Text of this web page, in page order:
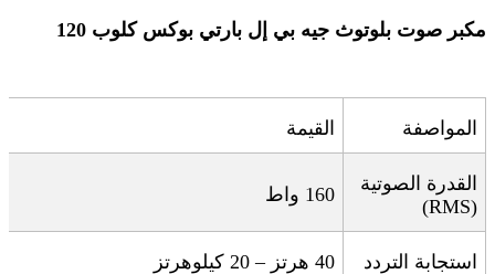
مكبر صوت بلوتوث جيه بي إل بارتي بوكس كلوب 120
المواصفة القيمة
القدرة الصوتية
(RMS)
160 واط
استجابة التردد 40 هرتز – 20 كيلوهرتز